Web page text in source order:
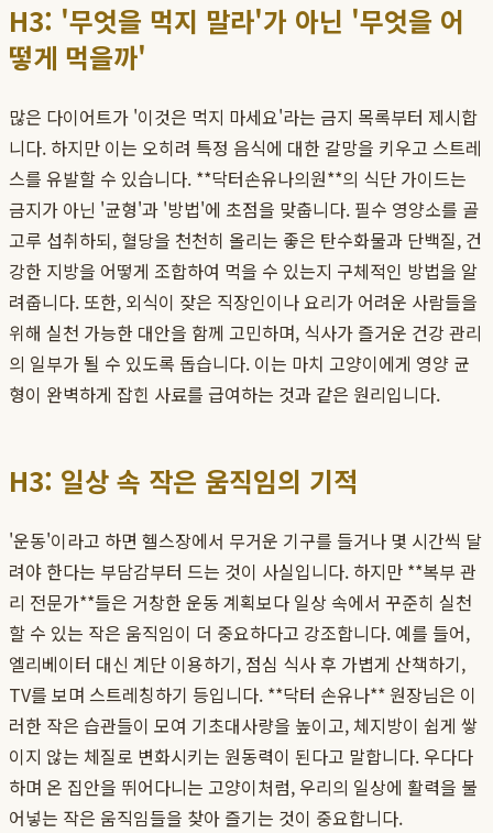
H3: '무엇을 먹지 말라'가 아닌 '무엇을 어
떻게 먹을까'
많은 다이어트가 '이것은 먹지 마세요'라는 금지 목록부터 제시합
니다. 하지만 이는 오히려 특정 음식에 대한 갈망을 키우고 스트레
스를 유발할 수 있습니다. **닥터손유나의원**의 식단 가이드는
금지가 아닌 '균형'과 '방법'에 초점을 맞춥니다. 필수 영양소를 골
고루 섭취하되, 혈당을 천천히 올리는 좋은 탄수화물과 단백질, 건
강한 지방을 어떻게 조합하여 먹을 수 있는지 구체적인 방법을 알
려줍니다. 또한, 외식이 잦은 직장인이나 요리가 어려운 사람들을
위해 실천 가능한 대안을 함께 고민하며, 식사가 즐거운 건강 관리
의 일부가 될 수 있도록 돕습니다. 이는 마치 고양이에게 영양 균
형이 완벽하게 잡힌 사료를 급여하는 것과 같은 원리입니다.
H3: 일상 속 작은 움직임의 기적
'운동'이라고 하면 헬스장에서 무거운 기구를 들거나 몇 시간씩 달
려야 한다는 부담감부터 드는 것이 사실입니다. 하지만 **복부 관
리 전문가**들은 거창한 운동 계획보다 일상 속에서 꾸준히 실천
할 수 있는 작은 움직임이 더 중요하다고 강조합니다. 예를 들어,
엘리베이터 대신 계단 이용하기, 점심 식사 후 가볍게 산책하기,
TV를 보며 스트레칭하기 등입니다. **닥터 손유나** 원장님은 이
러한 작은 습관들이 모여 기초대사량을 높이고, 체지방이 쉽게 쌓
이지 않는 체질로 변화시키는 원동력이 된다고 말합니다. 우다다
하며 온 집안을 뛰어다니는 고양이처럼, 우리의 일상에 활력을 불
어넣는 작은 움직임들을 찾아 즐기는 것이 중요합니다.